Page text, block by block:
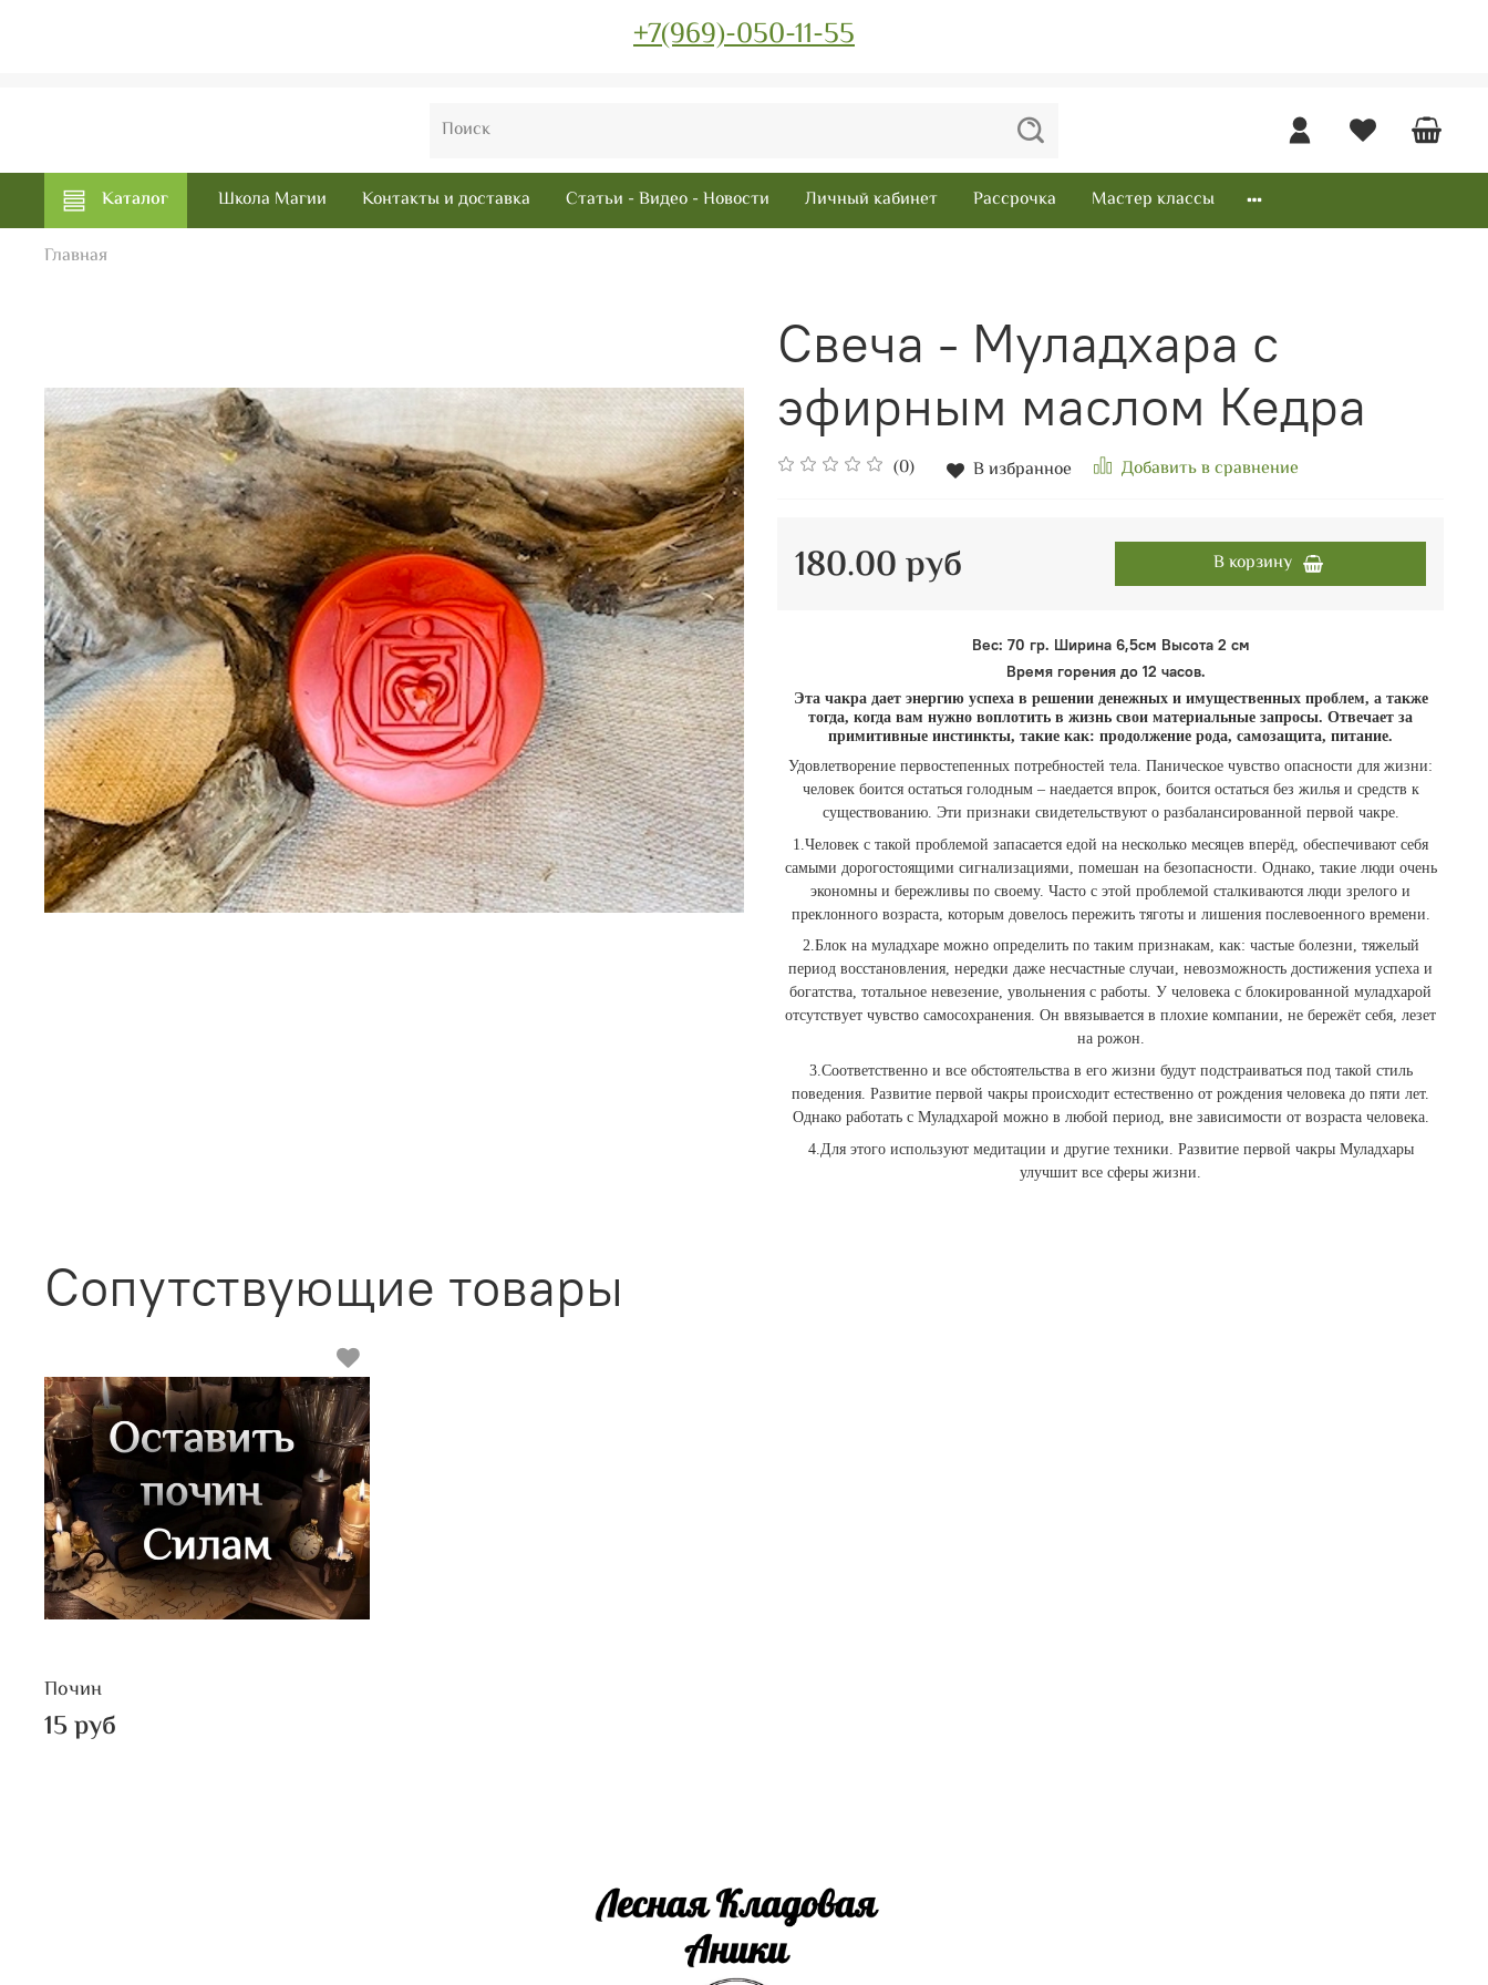
+7(969)-050-11-55
Каталог Школа Магии Контакты и доставка Статьи - Видео - Новости Личный кабинет Рассрочка Мастер классы
Главная
Свеча - Муладхара с
эфирным маслом Кедра
(0) В избранное Добавить в сравнение
180.00 руб В корзину
Вес: 70 гр. Ширина 6,5см Высота 2 см
Время горения до 12 часов.
Эта чакра дает энергию успеха в решении денежных и имущественных проблем, а также
тогда, когда вам нужно воплотить в жизнь свои материальные запросы. Отвечает за
примитивные инстинкты, такие как: продолжение рода, самозащита, питание.
Удовлетворение первостепенных потребностей тела. Паническое чувство опасности для жизни:
человек боится остаться голодным – наедается впрок, боится остаться без жилья и средств к
существованию. Эти признаки свидетельствуют о разбалансированной первой чакре.
1.Человек с такой проблемой запасается едой на несколько месяцев вперёд, обеспечивают себя
самыми дорогостоящими сигнализациями, помешан на безопасности. Однако, такие люди очень
экономны и бережливы по своему. Часто с этой проблемой сталкиваются люди зрелого и
преклонного возраста, которым довелось пережить тяготы и лишения послевоенного времени.
2.Блок на муладхаре можно определить по таким признакам, как: частые болезни, тяжелый
период восстановления, нередки даже несчастные случаи, невозможность достижения успеха и
богатства, тотальное невезение, увольнения с работы. У человека с блокированной муладхарой
отсутствует чувство самосохранения. Он ввязывается в плохие компании, не бережёт себя, лезет
на рожон.
3.Соответственно и все обстоятельства в его жизни будут подстраиваться под такой стиль
поведения. Развитие первой чакры происходит естественно от рождения человека до пяти лет.
Однако работать с Муладхарой можно в любой период, вне зависимости от возраста человека.
4.Для этого используют медитации и другие техники. Развитие первой чакры Муладхары
улучшит все сферы жизни.
Сопутствующие товары
Почин
15 руб